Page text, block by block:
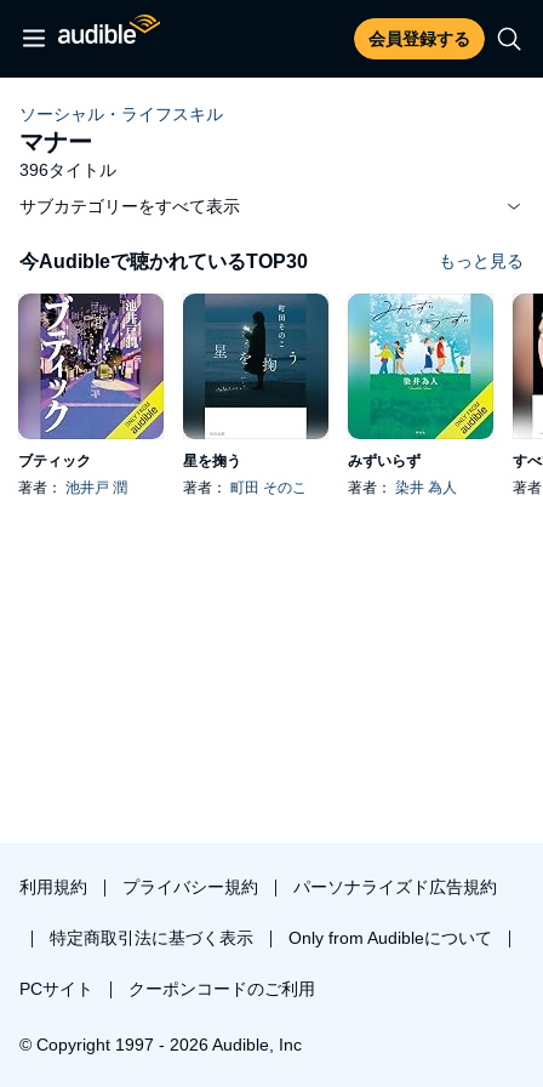
会員登録する
ソーシャル・ライフスキル
マナー
396タイトル
サブカテゴリーをすべて表示
今Audibleで聴かれているTOP30 もっと見る
ブティック
著者： 池井戸 潤
星を掬う
著者： 町田 そのこ
みずいらず
著者： 染井 為人 著
利用規約 プライバシー規約 パーソナライズド広告規約
特定商取引法に基づく表示 Only from Audibleについて
PCサイト クーポンコードのご利用
© Copyright 1997 - 2026 Audible, Inc